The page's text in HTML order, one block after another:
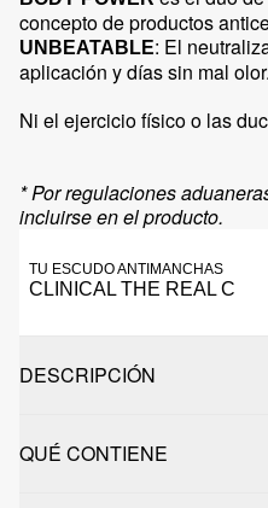
concepto de productos
UNBEATABLE: El
aplicación y días sin mal olor.
Ni el ejercicio físico o las
* Por regulaciones
incluirse en el producto.
TU ESCUDO ANTIMANCHAS
CLINICAL THE REAL C
DESCRIPCIÓN
QUÉ CONTIENE